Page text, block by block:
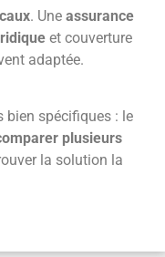
. Une assurance
et couverture
adaptée.
bien spécifiques : le
plusieurs
la solution la